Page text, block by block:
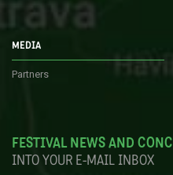
MEDIA
Partners
FESTIVAL NEWS AND
INTO YOUR E-MAIL INBOX